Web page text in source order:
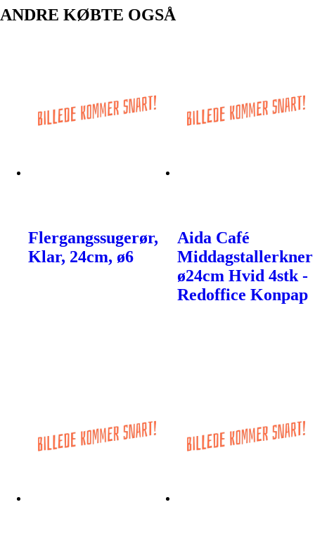
ANDRE KØBTE OGSÅ
Flergangssugerør,
Klar, 24cm, ø6
Aida Café
Middagstallerkner
ø24cm Hvid 4stk -
Redoffice Konpap